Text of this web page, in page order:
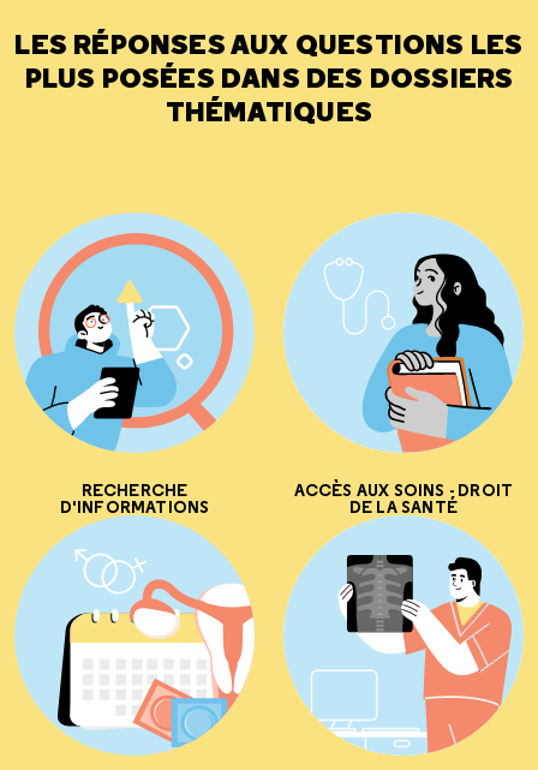
LES RÉPONSES AUX QUESTIONS LES
PLUS POSÉES DANS DES DOSSIERS
THÉMATIQUES
RECHERCHE
D'INFORMATIONS
ACCÈS AUX SOINS - DROIT
DE LA SANTÉ